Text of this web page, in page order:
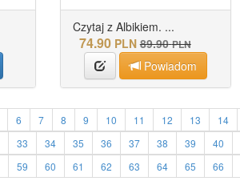
Czytaj z Albikiem. ...
74.90 PLN 89.90 PLN
Powiadom
6 7 8 9 10 11 12 13 14
33 34 35 36 37 38 39 40
59 60 61 62 63 64 65 66